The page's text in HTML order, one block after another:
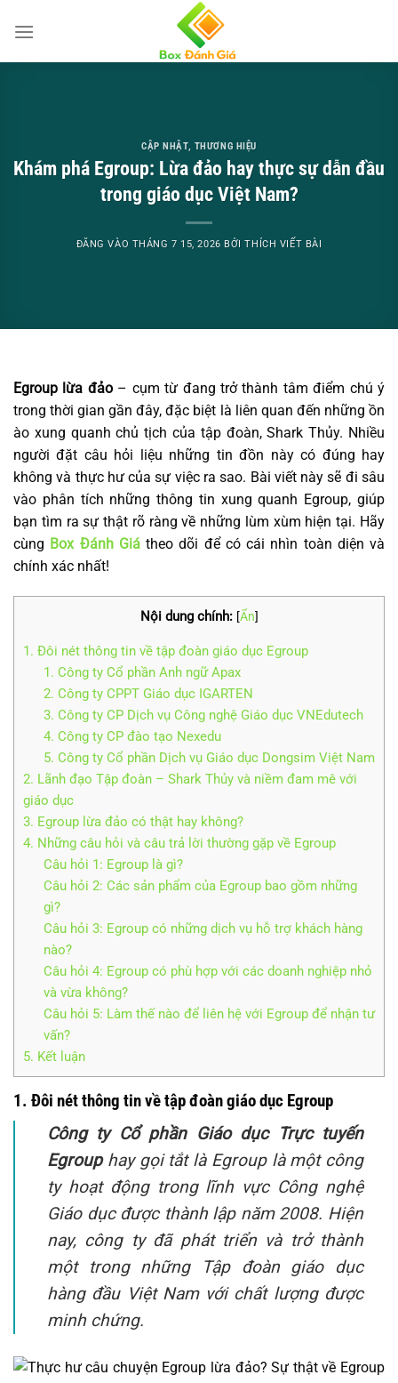
qua
CẬP NHẬT, THƯƠNG HIỆU
Khám phá Egroup: Lừa đảo hay thực sự dẫn đầu
trong giáo dục Việt Nam?
ĐĂNG VÀO THÁNG 7 15, 2026 BỞITHÍCH VIẾT BÀI
Egroup lừa đảo– cụm từ đang trở thành tâm điểm chú ý
trong thời gian gần đây, đặc biệt là liên quan đến những ồn
ào xung quanh chủ tịch của tập đoàn, Shark Thủy. Nhiều
người đặt câu hỏi liệu những tin đồn này có đúng hay
không và thực hư của sự việc ra sao. Bài viết này sẽ đi sâu
vào phân tích những thông tin xung quanh Egroup, giúp
bạn tìm ra sự thật rõ ràng về những lùm xùm hiện tại. Hãy
cùng Box Đánh Giátheo dõi để có cái nhìn toàn diện và
chính xác nhất!
Nội dung chính: [Ẩn]
1. Đôi nét thông tin về tập đoàn giáo dục Egroup
1. Công ty Cổ phần Anh ngữ Apax
2. Công ty CPPT Giáo dục IGARTEN
3. Công ty CP Dịch vụ Công nghệ Giáo dục VNEdutech
4. Công ty CP đào tạo Nexedu
5. Công ty Cổ phần Dịch vụ Giáo dục Dongsim Việt Nam
2. Lãnh đạo Tập đoàn – Shark Thủy và niềm đam mê với
giáo dục
3. Egroup lừa đảo có thật hay không?
4. Những câu hỏi và câu trả lời thường gặp về Egroup
Câu hỏi 1: Egroup là gì?
Câu hỏi 2: Các sản phẩm của Egroup bao gồm những
gì?
Câu hỏi 3: Egroup có những dịch vụ hỗ trợ khách hàng
nào?
Câu hỏi 4: Egroup có phù hợp với các doanh nghiệp nhỏ
và vừa không?
Câu hỏi 5: Làm thế nào để liên hệ với Egroup để nhận tư
vấn?
5. Kết luận
1. Đôi nét thông tin về tập đoàn giáo dục Egroup
Công ty Cổ phần Giáo dục Trực tuyến
Egrouphay gọi tắt là Egroup là một công
ty hoạt động trong lĩnh vực Công nghệ
Giáo dục được thành lập năm 2008. Hiện
nay, công ty đã phát triển và trở thành
một trong những Tập đoàn giáo dục
hàng đầu Việt Nam với chất lượng được
minh chứng.